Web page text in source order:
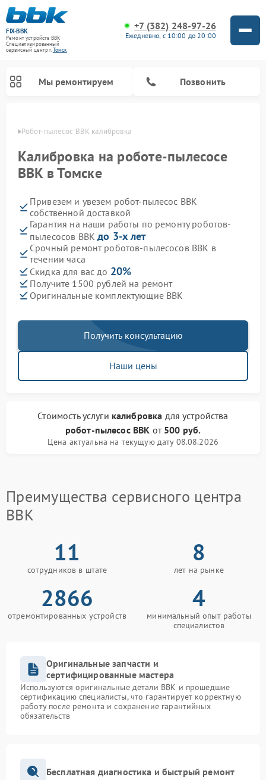
FIX-BBK
Ремонт устройств BBK
Специализированный
cервисный центр г.Томск
+7 (382) 248-97-26
Ежедневно, с 10:00 до 20:00
Мы ремонтируем Позвонить
Робот-пылесос BBK калибровка
Калибровка на роботе-пылесосе
BBK в Томске
Привезем и увезем робот-пылесос BBK
собственной доставкой
Гарантия на наши работы по ремонту роботов-
пылесосов BBKдо 3-х лет
Срочный ремонт роботов-пылесосов BBK в
течении часа
Скидка для вас до 20%
Получите 1500 рублей на ремонт
Оригинальные комплектующие BBK
Получить консультацию
Наши цены
Стоимость услуги калибровка для устройства
робот-пылесос BBK от 500 руб.
Цена актуальна на текущую дату 08.08.2026
Преимущества сервисного центра
BBK
11
сотрудников в штате
8
лет на рынке
2866
отремонтированных устройств
4
минимальный опыт работы
специалистов
Оригинальные запчасти и
сертифицированные мастера
Используются оригинальные детали BBK и прошедшие
сертификацию специалисты, что гарантирует корректную
работу после ремонта и сохранение гарантийных
обязательств
Бесплатная диагностика и быстрый ремонт